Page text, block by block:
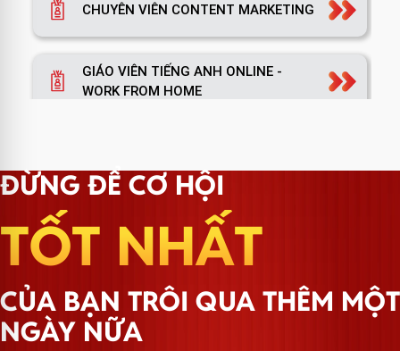
CHUYÊN VIÊN CONTENT MARKETING
GIÁO VIÊN TIẾNG ANH ONLINE -
WORK FROM HOME
TRƯỞNG PHÒNG MARKETING
TRƯỞNG NHÓM HÀNH CHÍNH
ĐỪNG ĐỂ CƠ HỘI
TỐT NHẤT
CỦA BẠN TRÔI QUA THÊM MỘT
NGÀY NỮA